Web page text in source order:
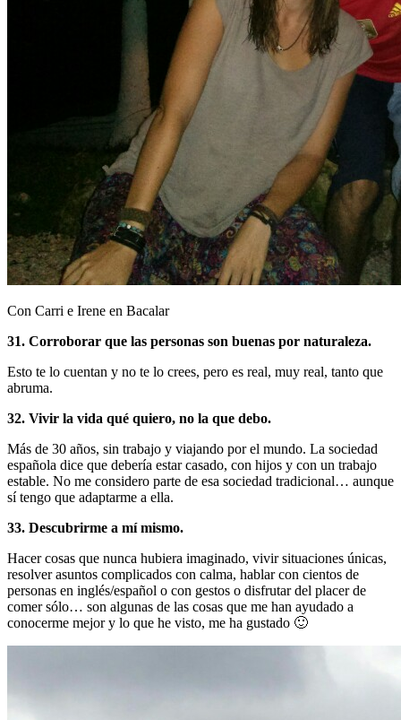
Con Carri e Irene en Bacalar
31. Corroborar que las personas son buenas por naturaleza.
Esto te lo cuentan y no te lo crees, pero es real, muy real, tanto que
abruma.
32. Vivir la vida qué quiero, no la que debo.
Más de 30 años, sin trabajo y viajando por el mundo. La sociedad
española dice que debería estar casado, con hijos y con un trabajo
estable. No me considero parte de esa sociedad tradicional… aunque
sí tengo que adaptarme a ella.
33. Descubrirme a mí mismo.
Hacer cosas que nunca hubiera imaginado, vivir situaciones únicas,
resolver asuntos complicados con calma, hablar con cientos de
personas en inglés/español o con gestos o disfrutar del placer de
comer sólo… son algunas de las cosas que me han ayudado a
conocerme mejor y lo que he visto, me ha gustado 🙂